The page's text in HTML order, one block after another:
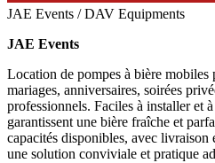
JAE Events / DAV Equipments
JAE Events
Location de pompes à bière mobiles
mariages, anniversaires, soirées
professionnels. Faciles à installer et
garantissent une bière fraîche et
capacités disponibles, avec livraison
une solution conviviale et pratique